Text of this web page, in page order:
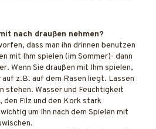
nach draußen nehmen?
dass man ihn drinnen benutzen
mit Ihm spielen (im Sommer)- dann
Wenn Sie draußen mit Ihm spielen,
z.B. auf dem Rasen liegt. Lassen
stehen. Wasser und Feuchtigkeit
den Filz und den Kork stark
um Ihn nach dem Spielen mit